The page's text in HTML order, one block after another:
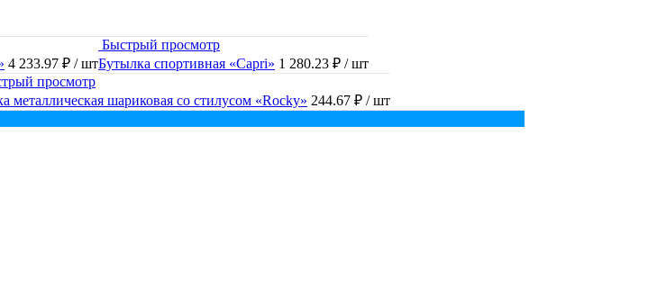
4 233.97 ₽ / шт
Быстрый просмотр
Бутылка спортивная «Capri» 1 280.23 ₽ / шт
просмотр
металлическая шариковая со стилусом «Rocky» 244.67 ₽ / шт